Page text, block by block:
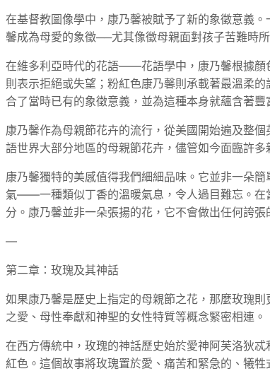
在基督教圖像學中，康乃馨被賦予了新的象徵意義
馨成為母愛的象徵──尤其像徵母親面對孩子苦難時
在維多利亞時代的花語——花語學中，康乃馨根據顏
則表示拒絕或失望；粉紅色康乃馨則承載著最溫柔
合了當時已有的象徵意義，並為這種本身就蘊含著
康乃馨作為母親節花卉的流行，從美國開始遍及整
語世界大部分地區的母親節花卉，儘管如今面臨許
康乃馨獨特的美感值得我們細細品味。它並非一朵
氣——一種類似丁香的溫暖氣息，令人過目難忘。在
分。康乃馨並非一朵張揚的花，它不會做出任何誇
—
第二章：玫瑰及其神話
如果康乃馨是歷史上指定的母親節之花，那麼玫瑰
之愛、母性奉獻和神聖的女性特質等概念緊密相連。
在西方傳統中，玫瑰的神話歷史始於愛神阿芙洛狄
紅色。這個故事將玫瑰置於愛、痛苦和緊急的、犧